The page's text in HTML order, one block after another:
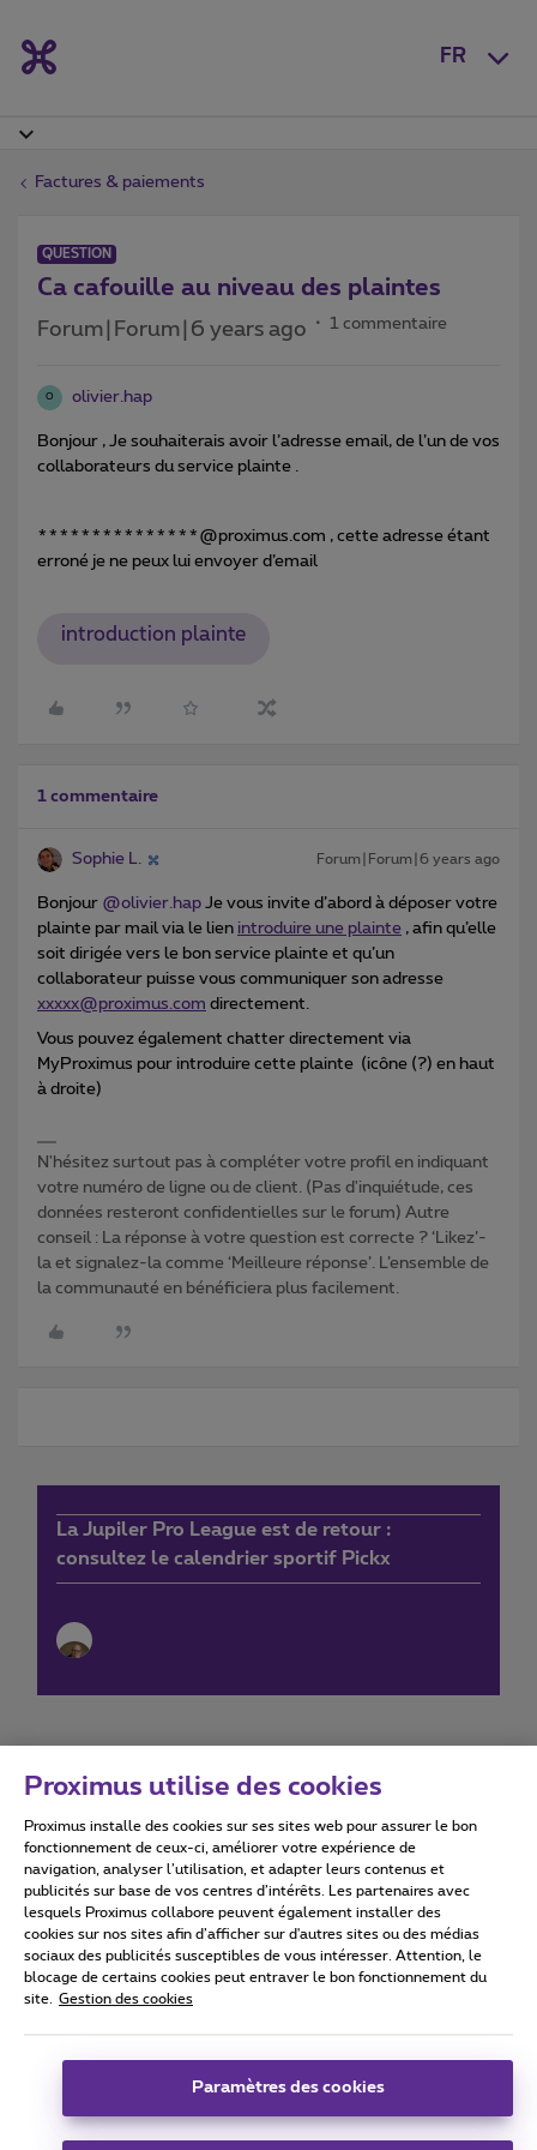
FR
Factures & paiements
QUESTION
Ca cafouille au niveau des plaintes
Forum|Forum|6 years ago 1 commentaire
O olivier.hap
Bonjour , Je souhaiterais avoir l’adresse email, de l’un de vos
collaborateurs du service plainte .
***************@proximus.com , cette adresse étant
erroné je ne peux lui envoyer d’email
introduction plainte
1 commentaire
Sophie L. Forum|Forum|6 years ago
Bonjour @olivier.hap Je vous invite d’abord à déposer votre
plainte par mail via le lien introduire une plainte , afin qu’elle
soit dirigée vers le bon service plainte et qu’un
collaborateur puisse vous communiquer son adresse
xxxxx@proximus.com directement.
Vous pouvez également chatter directement via
MyProximus pour introduire cette plainte (icône (?) en haut
à droite)
N'hésitez surtout pas à compléter votre profil en indiquant
votre numéro de ligne ou de client. (Pas d'inquiétude, ces
données resteront confidentielles sur le forum) Autre
conseil : La réponse à votre question est correcte ? ‘Likez’-
la et signalez-la comme ‘Meilleure réponse’. L’ensemble de
la communauté en bénéficiera plus facilement.
La Jupiler Pro League est de retour :
consultez le calendrier sportif Pickx
Conditions d'utilisation Accessibility statement
Tous droits réservés. © 2026 Proximus
Conditions générales, info consommateur
Coordonnées de l’entreprise
Boulevard du Roi Albert II 27 - B-1030 Bruxelles.
Proximus utilise des cookies
Proximus installe des cookies sur ses sites web pour assurer le bon
fonctionnement de ceux-ci, améliorer votre expérience de
navigation, analyser l’utilisation, et adapter leurs contenus et
publicités sur base de vos centres d’intérêts. Les partenaires avec
lesquels Proximus collabore peuvent également installer des
cookies sur nos sites afin d’afficher sur d'autres sites ou des médias
sociaux des publicités susceptibles de vous intéresser. Attention, le
blocage de certains cookies peut entraver le bon fonctionnement du
site.
Gestion des cookies
Paramètres des cookies